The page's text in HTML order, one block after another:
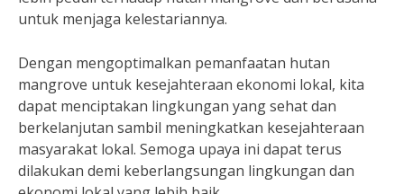
untuk menjaga kelestariannya.
Dengan mengoptimalkan pemanfaatan hutan
mangrove untuk kesejahteraan ekonomi lokal, kita
dapat menciptakan lingkungan yang sehat dan
berkelanjutan sambil meningkatkan kesejahteraan
masyarakat lokal. Semoga upaya ini dapat terus
dilakukan demi keberlangsungan lingkungan dan